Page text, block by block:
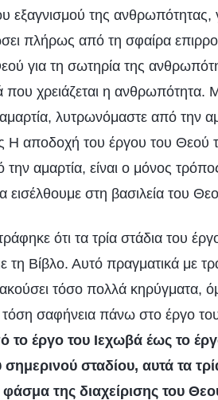
εξαγνισμού της
πλήρως από τη σφαίρα
για τη σωτηρία της
που χρειάζεται η ανθρωπότητα.
λυτρωνόμαστε από την
Η αποδοχή του έργου του Θεού
αμαρτία, είναι ο μόνος
στη βασιλεία του
ότι τα τρία στάδια του
τη Βίβλο. Αυτό πραγματικά με
τόσο πολλά κηρύγματα,
σαφήνεια πάνω στο έργο
το έργο του Ιεχωβά έως το
σταδίου, αυτά τα
της διαχείρισης του